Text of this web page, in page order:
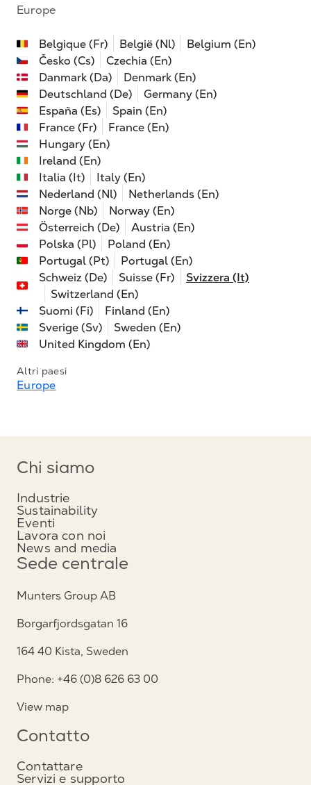
Europe
Belgique (Fr) België (Nl)
Belgium (En)
Česko (Cs)
Czechia (En)
Danmark (Da)
Denmark (En)
Deutschland (De)
Germany (En)
España (Es)
Spain (En)
France (Fr)
France (En)
Hungary (En)
Ireland (En)
Italia (It)
Italy (En)
Nederland (Nl)
Netherlands (En)
Norge (Nb)
Norway (En)
Österreich (De)
Austria (En)
Polska (Pl)
Poland (En)
Portugal (Pt)
Portugal (En)
Schweiz (De)
Suisse (Fr)
Svizzera (It)
Switzerland (En)
Suomi (Fi)
Finland (En)
Sverige (Sv)
Sweden (En)
United Kingdom (En)
Altri paesi
Europe
Chi siamo
Industrie
Sustainability
Eventi
Lavora con noi
News and media
Sede centrale
Munters Group AB
Borgarfjordsgatan 16
164 40 Kista, Sweden
Phone: +46 (0)8 626 63 00
View map
Contatto
Contattare
Servizi e supporto